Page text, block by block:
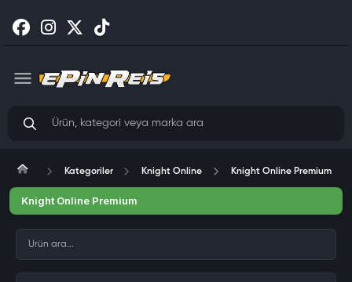
Kategoriler Knight Online Knight Online Premium
Knight Online Premium